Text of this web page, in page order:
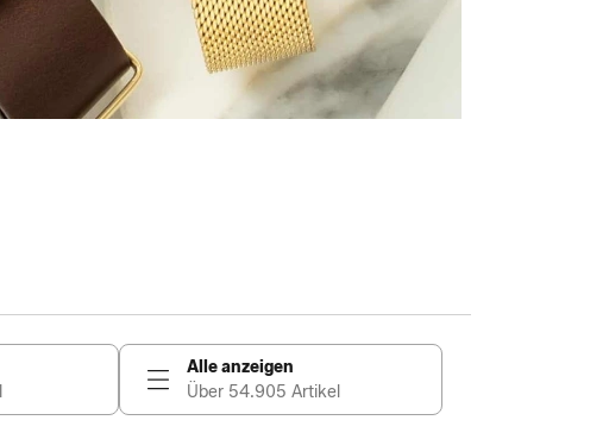
Alle anzeigen
Über 54.905 Artikel